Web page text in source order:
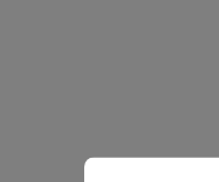
Cookie-
Diese Website